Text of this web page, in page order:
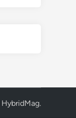
HybridMag.